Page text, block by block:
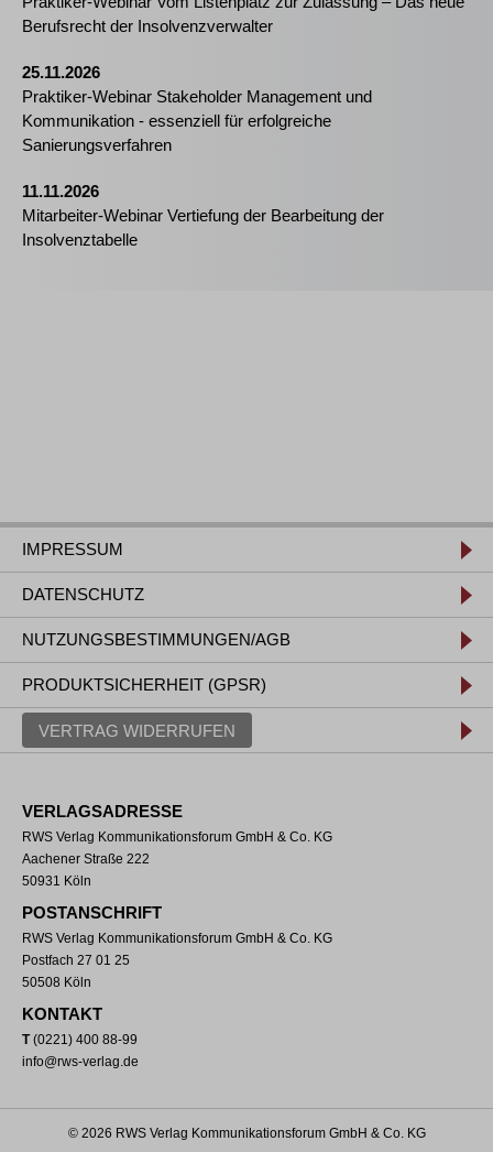
Berufsrecht der Insolvenzverwalter
25.11.2026
Praktiker-Webinar Stakeholder Management und
Kommunikation - essenziell für erfolgreiche
Sanierungsverfahren
11.11.2026
Mitarbeiter-Webinar Vertiefung der Bearbeitung der
Insolvenztabelle
IMPRESSUM
DATENSCHUTZ
NUTZUNGSBESTIMMUNGEN/AGB
PRODUKTSICHERHEIT (GPSR)
VERTRAG WIDERRUFEN
VERLAGSADRESSE
RWS Verlag Kommunikationsforum GmbH & Co. KG
Aachener Straße 222
50931 Köln
POSTANSCHRIFT
RWS Verlag Kommunikationsforum GmbH & Co. KG
Postfach 27 01 25
50508 Köln
KONTAKT
T(0221) 400 88-99
info@rws-verlag.de
© 2026 RWS Verlag Kommunikationsforum GmbH & Co. KG